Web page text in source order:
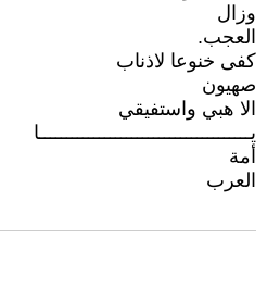
وزال
العجب.
كفى خنوعا لاذناب
صهيون
الا هبي واستفيقي
يـــــــــــــــــــــــــــــــــــــــا
أمة
العرب